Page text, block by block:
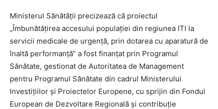
Ministerul Sănătății precizează că proiectul
„Îmbunătățirea accesului populației din regiunea ITI la
servicii medicale de urgență, prin dotarea cu aparatură de
înaltă performanță” a fost finanțat prin Programul
Sănătate, gestionat de Autoritatea de Management
pentru Programul Sănătate din cadrul Ministerului
Investițiilor și Proiectelor Europene, cu sprijin din Fondul
European de Dezvoltare Regională și contribuție